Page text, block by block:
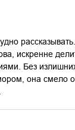
искренне
Без
она смело